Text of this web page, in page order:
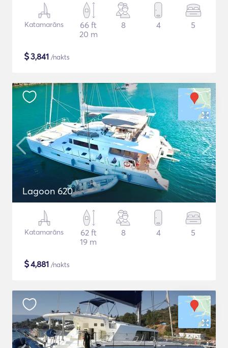
Katamarāns
66 ft
20 m
8 4 5
$3,841 /nakts
Lagoon 620
Katamarāns
62 ft
19 m
8 4 5
$4,881 /nakts